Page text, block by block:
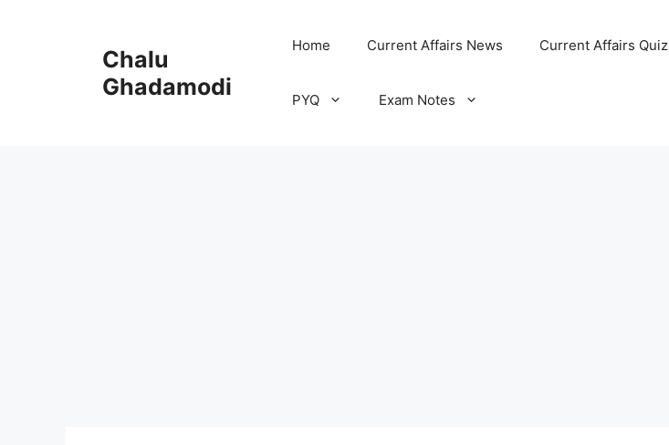
Chalu
Ghadamodi
Home Current Affairs News Current Affairs Quiz
PYQ Exam Notes